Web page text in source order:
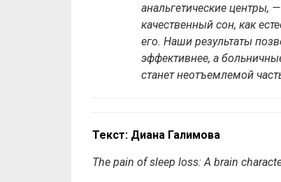
анальгетические центры,
качественный сон, как
его. Наши результаты
эффективнее, а
станет неотъемлемой
Текст: Диана Галимова
The pain of sleep loss: A brain